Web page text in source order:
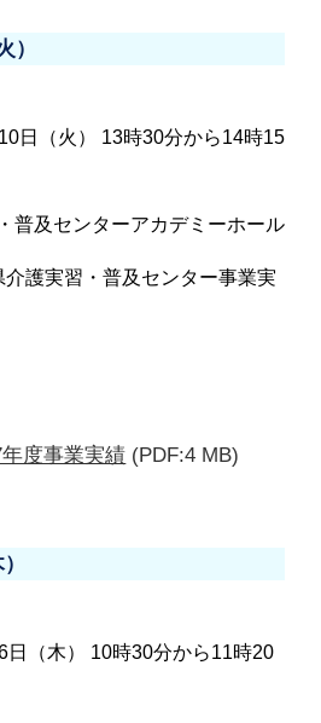
）
日（火） 13時30分から14時15
普及センターアカデミーホール
護実習・普及センター事業実
度事業実績 (PDF:4 MB)
日（木） 10時30分から11時20